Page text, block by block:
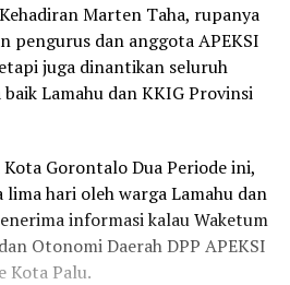
Marten Taha, rupanya
pengurus dan anggota APEKSI
juga dinantikan seluruh
Lamahu dan KKIG Provinsi
Gorontalo Dua Periode ini,
lima hari oleh warga Lamahu dan
informasi kalau Waketum
Otonomi Daerah DPP APEKSI
Kota Palu.